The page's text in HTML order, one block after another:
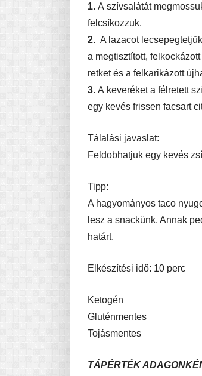
1. A szívsalátát
felcsíkozzuk.
2. A lazacot
a megtisztított,
retket és a felkarikázott
3. A keveréket a félretett
egy kevés frissen facsart
Tálalási javaslat:
Feldobhatjuk egy kevés
Tipp:
A hagyományos taco
lesz a snackünk. Annak
határt.
Elkészítési idő: 10 perc
Ketogén
Gluténmentes
Tojásmentes
TÁPÉRTÉK